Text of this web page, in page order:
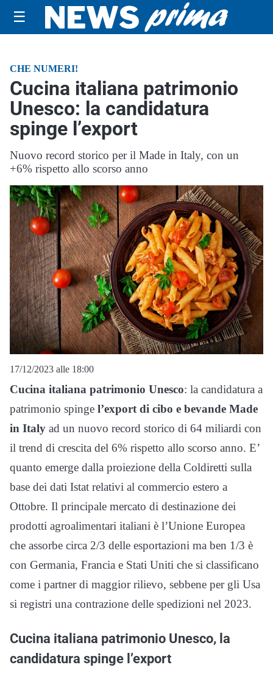
☰
CHE NUMERI!
Cucina italiana patrimonio
Unesco: la candidatura
spinge l’export
Nuovo record storico per il Made in Italy, con un
+6% rispetto allo scorso anno
17/12/2023 alle 18:00
Cucina italiana patrimonio Unesco: la candidatura a
patrimonio spinge l’export di cibo e bevande Made
in Italy ad un nuovo record storico di 64 miliardi con
il trend di crescita del 6% rispetto allo scorso anno. E’
quanto emerge dalla proiezione della Coldiretti sulla
base dei dati Istat relativi al commercio estero a
Ottobre. Il principale mercato di destinazione dei
prodotti agroalimentari italiani è l’Unione Europea
che assorbe circa 2/3 delle esportazioni ma ben 1/3 è
con Germania, Francia e Stati Uniti che si classificano
come i partner di maggior rilievo, sebbene per gli Usa
si registri una contrazione delle spedizioni nel 2023.
Cucina italiana patrimonio Unesco, la
candidatura spinge l’export